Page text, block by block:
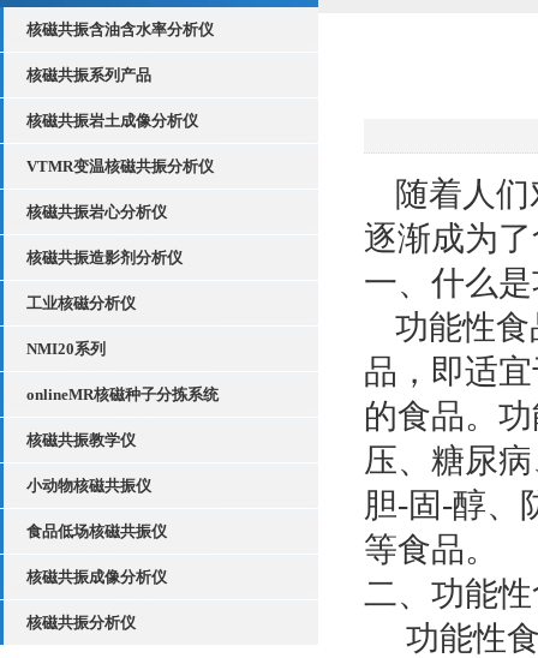
核磁共振含油含水率分析仪
核磁共振系列产品
核磁共振岩土成像分析仪
VTMR变温核磁共振分析仪
核磁共振岩心分析仪
核磁共振造影剂分析仪
工业核磁分析仪
NMI20系列
onlineMR核磁种子分拣系统
核磁共振教学仪
小动物核磁共振仪
食品低场核磁共振仪
核磁共振成像分析仪
核磁共振分析仪
随着人
逐渐成为
一、什么
功能性食
品，即适
的食品。
压、糖尿
胆-固-醇、
等食品。
二、功能
功能性食